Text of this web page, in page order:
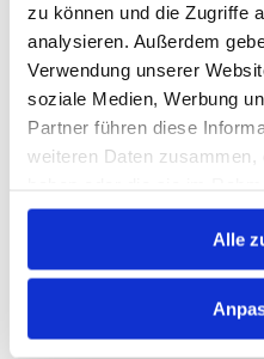
zu können und die Zugriffe
analysieren. Außerdem
Verwendung unserer
soziale Medien, Werbung
Partner führen diese
weiteren Daten zusammen,
gesammelt haben.
Alle
Print
ALLE
VARIANTEN